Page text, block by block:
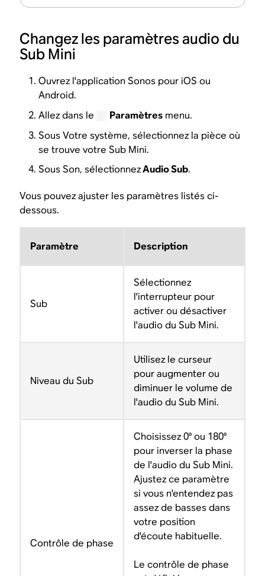
Changez les paramètres audio du
Sub Mini
Ouvrez l'application Sonos pour iOS ou
Android.
Allez dans le
Paramètresmenu.
Sous Votre système, sélectionnez la pièce où
se trouve votre Sub Mini.
Sous Son, sélectionnezAudio Sub.
Vous pouvez ajuster les paramètres listés ci-
dessous.​
Paramètre Description
Sub
Sélectionnez
l'interrupteur pour
activer ou désactiver
l'audio du Sub Mini.
Niveau du Sub
Utilisez le curseur
pour augmenter ou
diminuer le volume de
l'audio du Sub Mini.
Contrôle de phase
Choisissez 0° ou 180°
pour inverser la phase
de l'audio du Sub Mini.
Ajustez ce paramètre
si vous n'entendez pas
assez de basses dans
votre position
d'écoute habituelle.
Le contrôle de phase